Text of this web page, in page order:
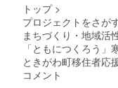
トップ >
プロジェクトをさが
まちづくり・地域活
「ともにつくろう」
ときがわ町移住者応
コメント